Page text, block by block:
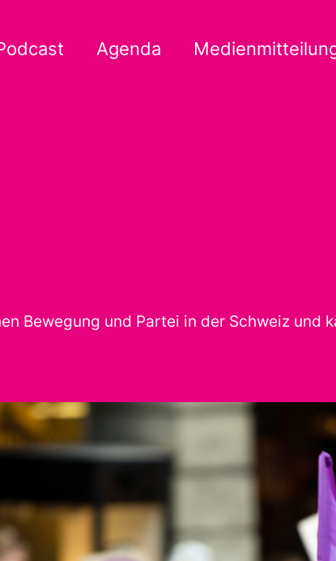
Agenda
Bewegung und Partei in der Schweiz